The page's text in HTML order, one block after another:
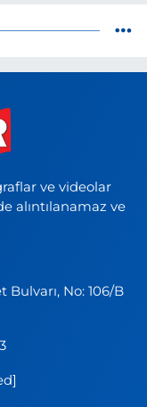
ve videolar
alıntılanamaz ve
No: 106/B